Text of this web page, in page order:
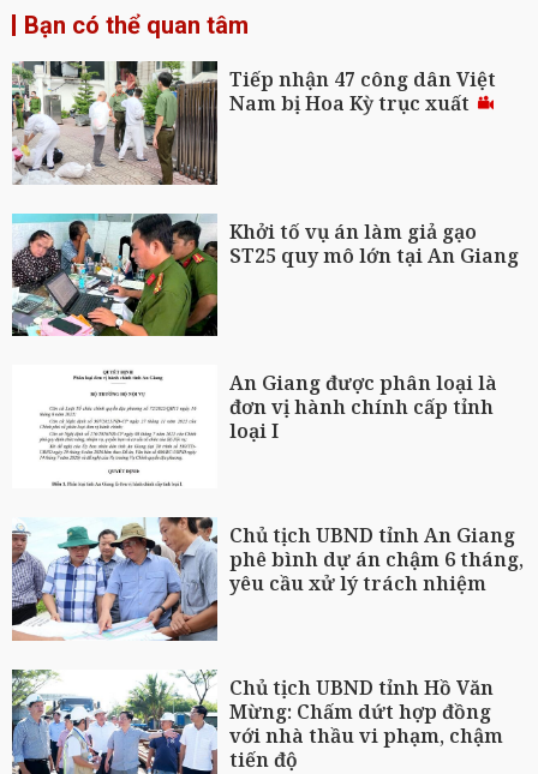
Bạn có thể quan tâm
Tiếp nhận 47 công dân Việt
Nam bị Hoa Kỳ trục xuất
Khởi tố vụ án làm giả gạo
ST25 quy mô lớn tại An Giang
An Giang được phân loại là
đơn vị hành chính cấp tỉnh
loại I
Chủ tịch UBND tỉnh An Giang
phê bình dự án chậm 6 tháng,
yêu cầu xử lý trách nhiệm
Chủ tịch UBND tỉnh Hồ Văn
Mừng: Chấm dứt hợp đồng
với nhà thầu vi phạm, chậm
tiến độ